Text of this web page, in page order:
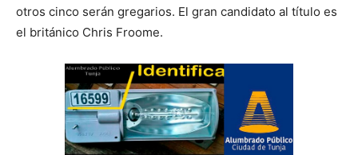
otros cinco serán gregarios. El gran candidato al título es
el británico Chris Froome.